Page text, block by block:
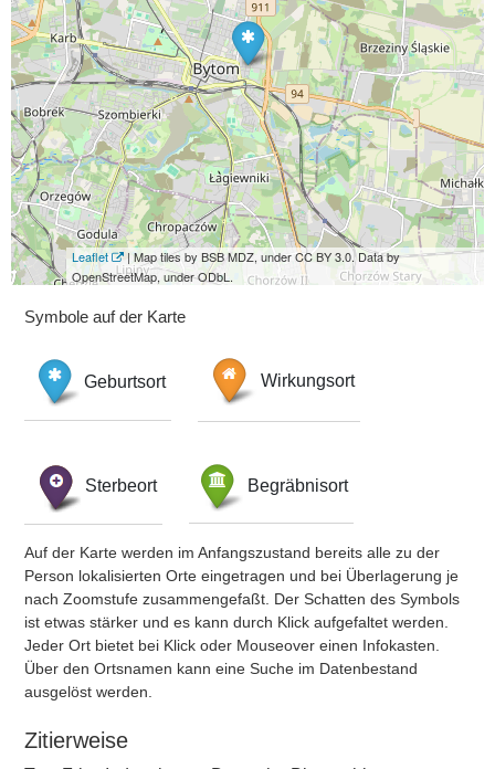
Leaflet
| Map tiles by BSB MDZ, under CC BY 3.0. Data by
OpenStreetMap, under ODbL.
Symbole auf der Karte
Geburtsort Wirkungsort
Sterbeort Begräbnisort
Auf der Karte werden im Anfangszustand bereits alle zu der
Person lokalisierten Orte eingetragen und bei Überlagerung je
nach Zoomstufe zusammengefaßt. Der Schatten des Symbols
ist etwas stärker und es kann durch Klick aufgefaltet werden.
Jeder Ort bietet bei Klick oder Mouseover einen Infokasten.
Über den Ortsnamen kann eine Suche im Datenbestand
ausgelöst werden.
Zitierweise